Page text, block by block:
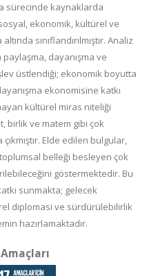
sürecinde kaynaklarda
ekonomik, kültürel ve
sınıflandırılmıştır. Analiz
dayanışma ve
üstlendiği; ekonomik boyutta
ekonomisine katkı
kültürel miras niteliği
birlik ve matem gibi çok
Elde edilen bulgular,
belleği besleyen çok
göstermektedir. Bu
sunmakta; gelecek
diplomasi ve sürdürülebilirlik
hazırlamaktadır.